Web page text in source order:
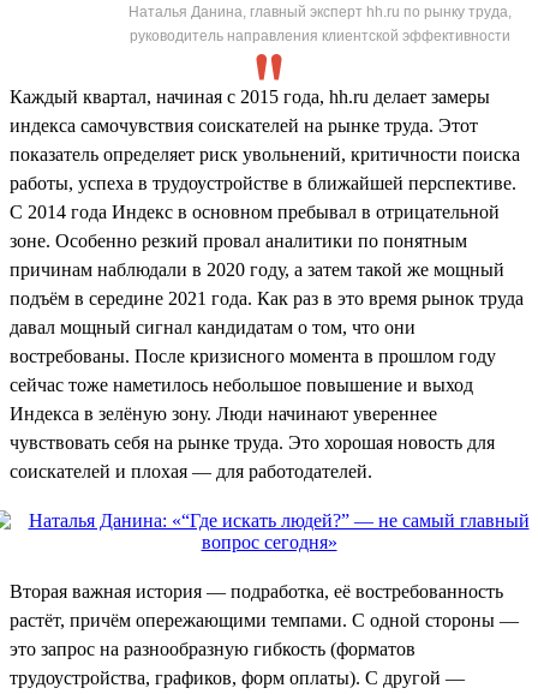
Наталья Данина, главный эксперт hh.ru по рынку труда,
руководитель направления клиентской эффективности
Каждый квартал, начиная с 2015 года, hh.ru делает замеры
индекса самочувствия соискателей на рынке труда. Этот
показатель определяет риск увольнений, критичности поиска
работы, успеха в трудоустройстве в ближайшей перспективе.
С 2014 года Индекс в основном пребывал в отрицательной
зоне. Особенно резкий провал аналитики по понятным
причинам наблюдали в 2020 году, а затем такой же мощный
подъём в середине 2021 года. Как раз в это время рынок труда
давал мощный сигнал кандидатам о том, что они
востребованы. После кризисного момента в прошлом году
сейчас тоже наметилось небольшое повышение и выход
Индекса в зелёную зону. Люди начинают увереннее
чувствовать себя на рынке труда. Это хорошая новость для
соискателей и плохая — для работодателей.
Вторая важная история — подработка, её востребованность
растёт, причём опережающими темпами. С одной стороны —
это запрос на разнообразную гибкость (форматов
трудоустройства, графиков, форм оплаты). С другой —